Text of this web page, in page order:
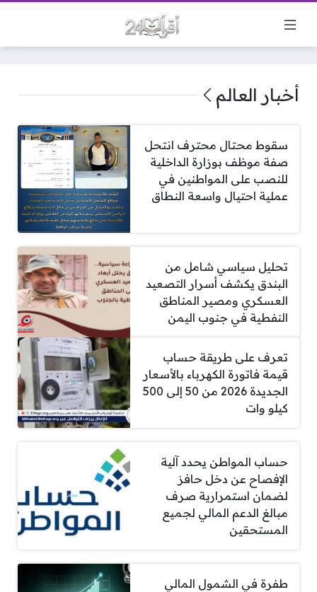
أخبار العالم
سقوط محتال محترف انتحل
صفة موظف بوزارة الداخلية
للنصب على المواطنين في
عملية احتيال واسعة النطاق
تحليل سياسي شامل من
البندق يكشف أسرار التصعيد
العسكري ومصير المناطق
النفطية في جنوب اليمن
تعرف على طريقة حساب
قيمة فاتورة الكهرباء بالأسعار
الجديدة 2026 من 50 إلى 500
كيلو وات
حساب المواطن يحدد آلية
الإفصاح عن دخل حافز
لضمان استمرارية صرف
مبالغ الدعم المالي لجميع
المستحقين
طفرة في الشمول المالي